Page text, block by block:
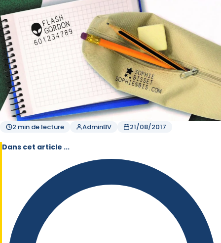
2 min de lecture AdminBV 21/08/2017
Dans cet article ...